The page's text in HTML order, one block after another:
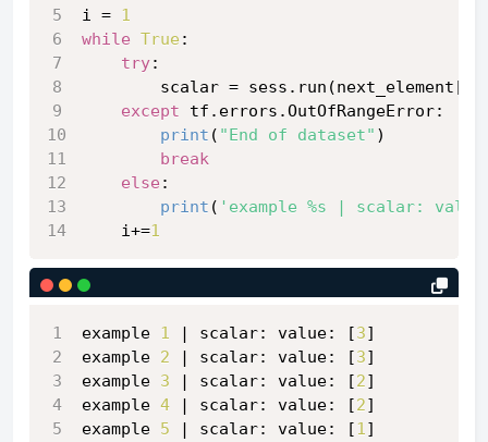
i = 1
while True :
try:
        scalar = sess.run(next_element[
except tf.errors.OutOfRangeError:
print ( "End of dataset" )
break
else :
print ( 'example %s | scalar:
    i+=
1
example 1 | scalar: value: [3]
example 2 | scalar: value: [3]
example 3 | scalar: value: [2]
example 4 | scalar: value: [2]
example 5 | scalar: value: [1]